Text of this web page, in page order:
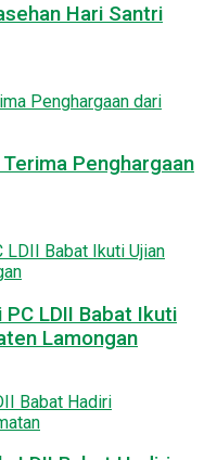
Hari Santri
Penghargaan
LDII Babat Ikuti
Lamongan